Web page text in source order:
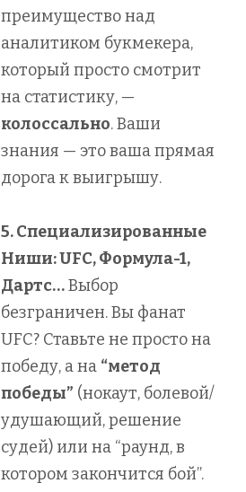
преимущество над
аналитиком букмекера,
который просто смотрит
на статистику, —
колоссально. Ваши
знания — это ваша прямая
дорога к выигрышу.
5. Специализированные
Ниши: UFC, Формула-1,
Дартс…Выбор
безграничен. Вы фанат
UFC? Ставьте не просто на
победу, а на “метод
победы” (нокаут, болевой/
удушающий, решение
судей) или на “раунд, в
котором закончится бой”.